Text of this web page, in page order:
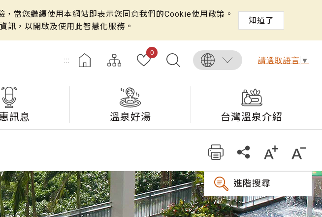
當您繼續使用本網站即表示您同意我們的Cookie使用政策。
訊，以開啟及使用此智慧化服務。
知道了
:::
0
請選取語言 ▼
訊息 溫泉好湯 台灣溫泉介紹
進階搜尋